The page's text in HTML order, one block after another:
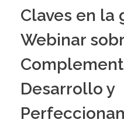
Claves en la
Webinar
Desarrollo y